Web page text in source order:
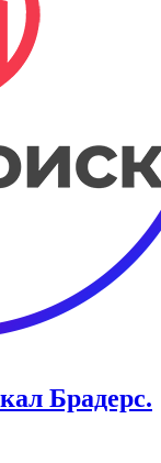
Брадерс.